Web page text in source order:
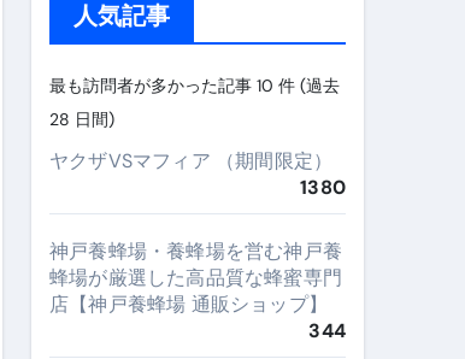
人気記事
最も訪問者が多かった記事 10 件 (過去
28 日間)
ヤクザVSマフィア （期間限定）
1380
神戸養蜂場・養蜂場を営む神戸養
蜂場が厳選した高品質な蜂蜜専門
店【神戸養蜂場 通販ショップ】
344